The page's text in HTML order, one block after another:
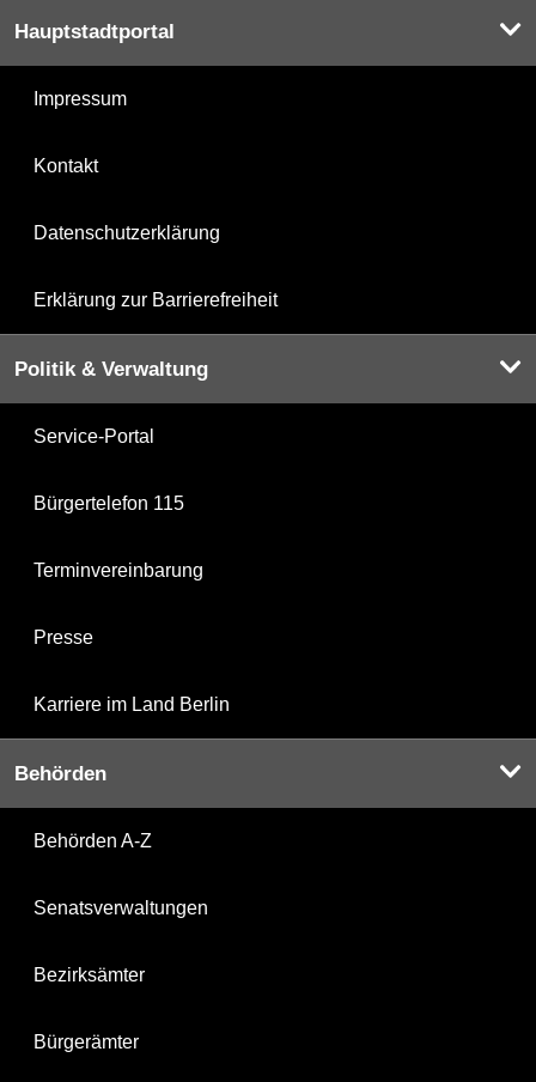
Hauptstadtportal
Impressum
Kontakt
Datenschutzerklärung
Erklärung zur Barrierefreiheit
Politik & Verwaltung
Service-Portal
Bürgertelefon 115
Terminvereinbarung
Presse
Karriere im Land Berlin
Behörden
Behörden A-Z
Senatsverwaltungen
Bezirksämter
Bürgerämter